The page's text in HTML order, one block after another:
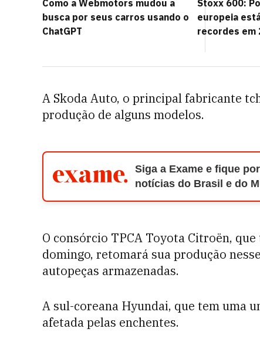
Como a Webmotors mudou a
busca por seus carros usando o
ChatGPT
Stoxx 600:
europeia
recordes em
A Skoda Auto, o principal fabricante
produção de alguns modelos.
Siga a Exame e fique
notícias do Brasil e do
O consórcio TPCA Toyota Citroën,
domingo, retomará sua produção
autopeças armazenadas.
A sul-coreana Hyundai, que tem uma
afetada pelas enchentes.